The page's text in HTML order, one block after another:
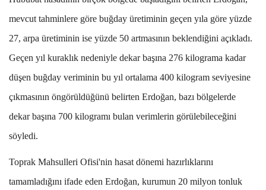
mevcut tahminlere göre buğday üretiminin geçen yıla göre yüzde
27, arpa üretiminin ise yüzde 50 artmasının beklendiğini açıkladı.
Geçen yıl kuraklık nedeniyle dekar başına 276 kilograma kadar
düşen buğday veriminin bu yıl ortalama 400 kilogram seviyesine
çıkmasının öngörüldüğünü belirten Erdoğan, bazı bölgelerde
dekar başına 700 kilogramı bulan verimlerin görülebileceğini
söyledi.
Toprak Mahsulleri Ofisi'nin hasat dönemi hazırlıklarını
tamamladığını ifade eden Erdoğan, kurumun 20 milyon tonluk